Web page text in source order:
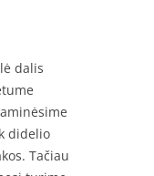
dalis
didelio
Tačiau